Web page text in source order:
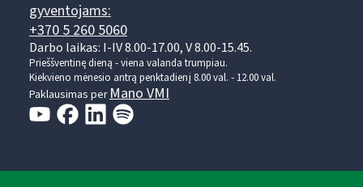
gyventojams:
+370 5 260 5060
Darbo laikas: I-IV 8.00-17.00, V 8.00-15.45.
Prieššventinę dieną - viena valanda trumpiau.
Kiekvieno mėnesio antrą penktadienį 8.00 val. - 12.00 val.
Paklausimas per Mano VMI